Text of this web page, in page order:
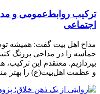
ترکیب روابط‌عمومی و
اجتماعی
مداح اهل بیت گفت: همیشه
حماسه را در مداحی پررنگ
بپردازیم. معتقدم این
و عظمت اهل‌بیت(ع) را بهتر